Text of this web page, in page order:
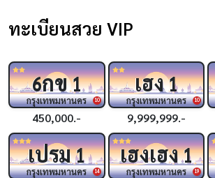
ทะเบียนสวย VIP
10
6กข1
กรุงเทพมหานคร
450,000.-
10
เฮง1
กรุงเทพมหานคร
9,999,999.-
14
เปรม1
กรุงเทพมหานคร 19
เฮงเฮง1
กรุงเทพมหานคร